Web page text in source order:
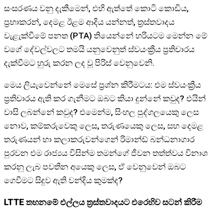
සංසරණය වනු දැකීමෙන්, එහි ඇත්තේ කොටි කොඩිය,
ප්‍රභාකරන්, දෙමළ ඊළම ආදිය ‍යන්නත්, ත්‍රස්තවාදය
වැළැක්වීමේ පනත (PTA) තියෙන්නේ හරියටම මෙන්න මේ
වගේ දේවල්වලට තමයි යනුවෙනුත් ස්වයංක්‍රීය ප්‍රතිචාරය
දැක්වීමට හුරු කරන ලද වූ පිරිස් වෙනුවෙනි.
මෙය ලියැවෙන්නේ මෙසේ ප්‍රශ්න කිරීමටය: එම ස්වයංක්‍රීය
ප්‍රතිචාරය ඇති කර ගැනීමට ඔබට කියා දුන්නේ කවුද? එයින්
වාසි ලබන්නේ කවුද? එමෙන්ම, සිංහල පුද්ගලයෙකු ලෙස
නොව, කම්කරුවෙකු ලෙස, තරුණයෙකු ලෙස, සහ දෙමළ
තරුණයන් හා කලාකරුවන්ගෙන් රිමාන්ඩ් බන්ධනාගාර
පුරවන එම රාජ්‍යය විසින්ම තමන්ගේ ජීවන තත්ත්වය විනාශ
කරනු ලැබ පවතින අයෙකු ලෙස, ඒ වෙනුවෙන් ඔබට
ගෙවීමට සිදුව ඇති වන්දිය කුමක්ද?
LTTE තහනමේ එල්ලය ත්‍රස්තවාදයට එරෙහිව සටන් කිරීම